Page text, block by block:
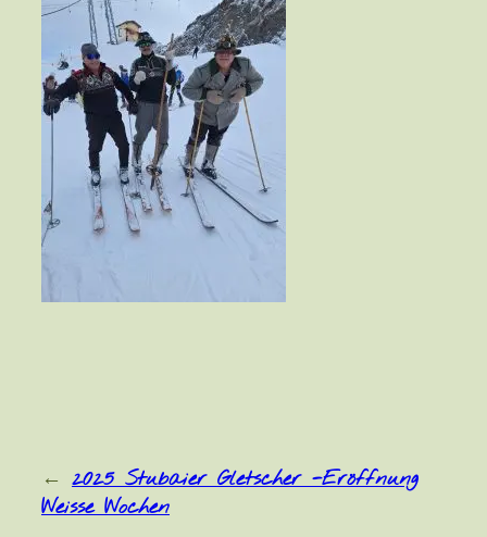
← 2025 Stubaier Gletscher -Eröffnung
Weisse Wochen